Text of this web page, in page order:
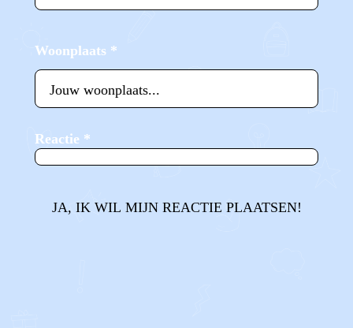
Woonplaats *
Reactie *
JA, IK WIL MIJN REACTIE PLAATSEN!